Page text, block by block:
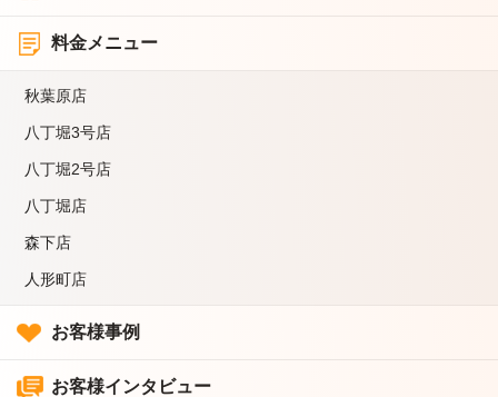
料金メニュー
秋葉原店
八丁堀3号店
八丁堀2号店
八丁堀店
森下店
人形町店
お客様事例
お客様インタビュー